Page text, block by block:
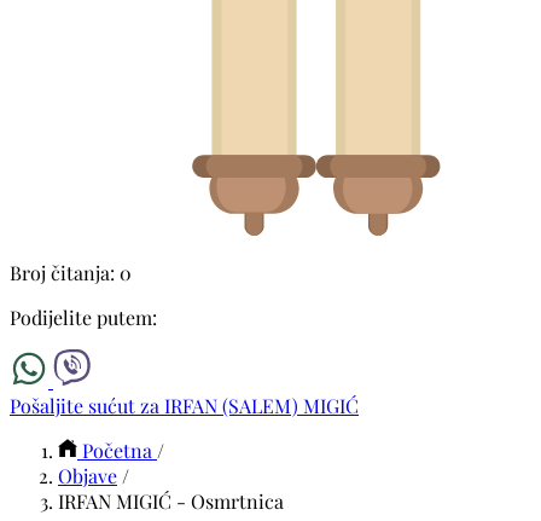
Broj čitanja: 0
Podijelite putem:
Pošaljite sućut za IRFAN (SALEM) MIGIĆ
Početna /
Objave /
IRFAN MIGIĆ - Osmrtnica